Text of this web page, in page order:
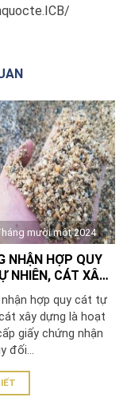
mười một 2024
NHẬN HỢP QUY
NHIÊN, CÁT XÂY
QCVN
BXD
nhận hợp quy cát tự
xây dựng là hoạt
giấy chứng nhận
đối...